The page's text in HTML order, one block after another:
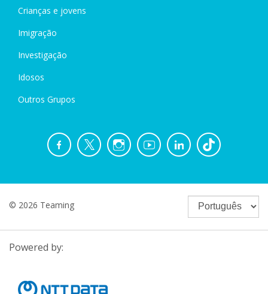
Crianças e jovens
Imigração
Investigação
Idosos
Outros Grupos
© 2026 Teaming
Powered by: